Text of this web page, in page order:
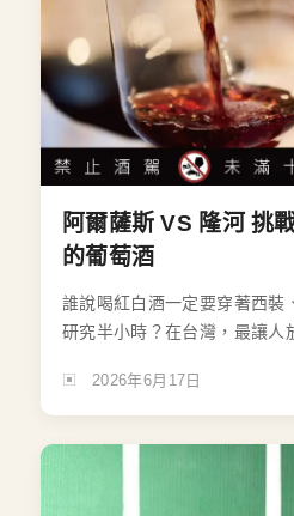
阿爾薩斯 VS 隆河 挑
的葡萄酒
誰說喝紅白酒一定要穿著西裝
研究半小時？在台灣，最讓人
2026年6月17日